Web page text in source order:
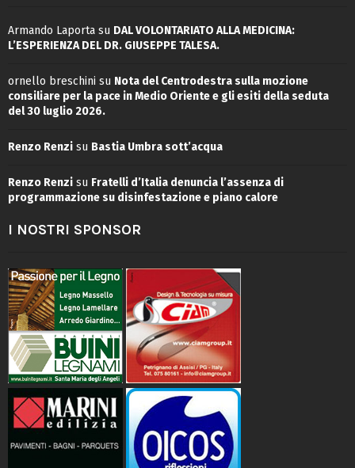
Armando Laporta su DAL VOLONTARIATO ALLA MEDICINA:
L’ESPERIENZA DEL DR. GIUSEPPE TALESA.
ornello breschini su Nota del Centrodestra sulla mozione
consiliare per la pace in Medio Oriente e gli esiti della seduta
del 30 luglio 2026.
Renzo Renzi su Bastia Umbra sott’acqua
Renzo Renzi su Fratelli d’Italia denuncia l’assenza di
programmazione su disinfestazione e piano calore
I NOSTRI SPONSOR